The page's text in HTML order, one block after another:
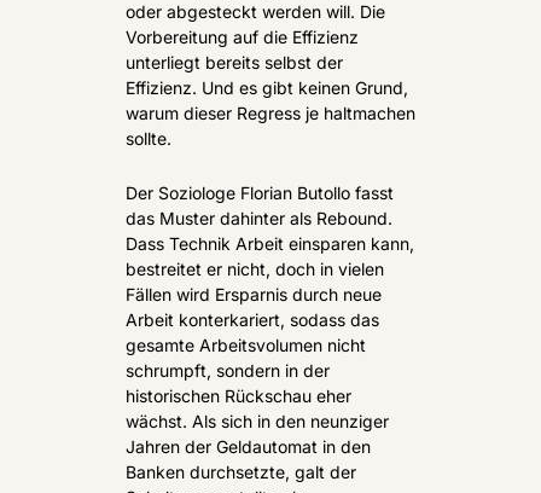
oder abgesteckt werden will. Die
Vorbereitung auf die Effizienz
unterliegt bereits selbst der
Effizienz. Und es gibt keinen Grund,
warum dieser Regress je haltmachen
sollte.
Der Soziologe Florian Butollo fasst
das Muster dahinter als Rebound.
Dass Technik Arbeit einsparen kann,
bestreitet er nicht, doch in vielen
Fällen wird Ersparnis durch neue
Arbeit konterkariert, sodass das
gesamte Arbeitsvolumen nicht
schrumpft, sondern in der
historischen Rückschau eher
wächst. Als sich in den neunziger
Jahren der Geldautomat in den
Banken durchsetzte, galt der